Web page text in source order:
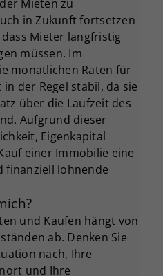
Mieten zu
in Zukunft fortsetzen
Mieter langfristig
müssen. Im
monatlichen Raten für
der Regel stabil, da sie
über die Laufzeit des
Aufgrund dieser
Eigenkapital
einer Immobilie eine
finanziell lohnende
und Kaufen hängt von
ab. Denken Sie
nach, Ihre
und Ihre